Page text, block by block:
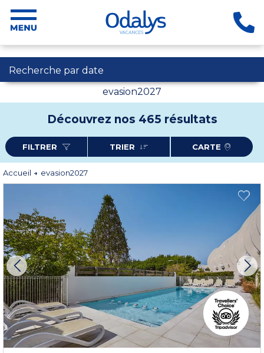
Recherche par date
evasion2027
Découvrez nos 465 résultats
FILTRER TRIER CARTE
Accueil evasion2027